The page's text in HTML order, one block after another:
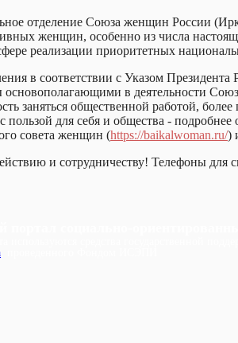
отделение Союза женщин России
женщин, особенно из числа
реализации приоритетных
в соответствии с Указом
основополагающими в деятельности
заняться общественной работой,
пользой для себя и общества -
совета женщин (https://baikalwoman.ru/)
и сотрудничеству! Телефоны для